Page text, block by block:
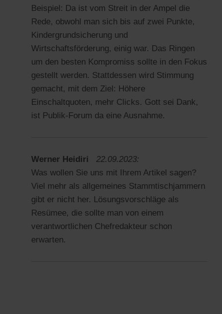
Beispiel: Da ist vom Streit in der Ampel die
Rede, obwohl man sich bis auf zwei Punkte,
Kindergrundsicherung und
Wirtschaftsförderung, einig war. Das Ringen
um den besten Kompromiss sollte in den Fokus
gestellt werden. Stattdessen wird Stimmung
gemacht, mit dem Ziel: Höhere
Einschaltquoten, mehr Clicks. Gott sei Dank,
ist Publik-Forum da eine Ausnahme.
Werner Heidiri
22.09.2023:
Was wollen Sie uns mit Ihrem Artikel sagen?
Viel mehr als allgemeines Stammtischjammern
gibt er nicht her. Lösungsvorschläge als
Resümee, die sollte man von einem
verantwortlichen Chefredakteur schon
erwarten.